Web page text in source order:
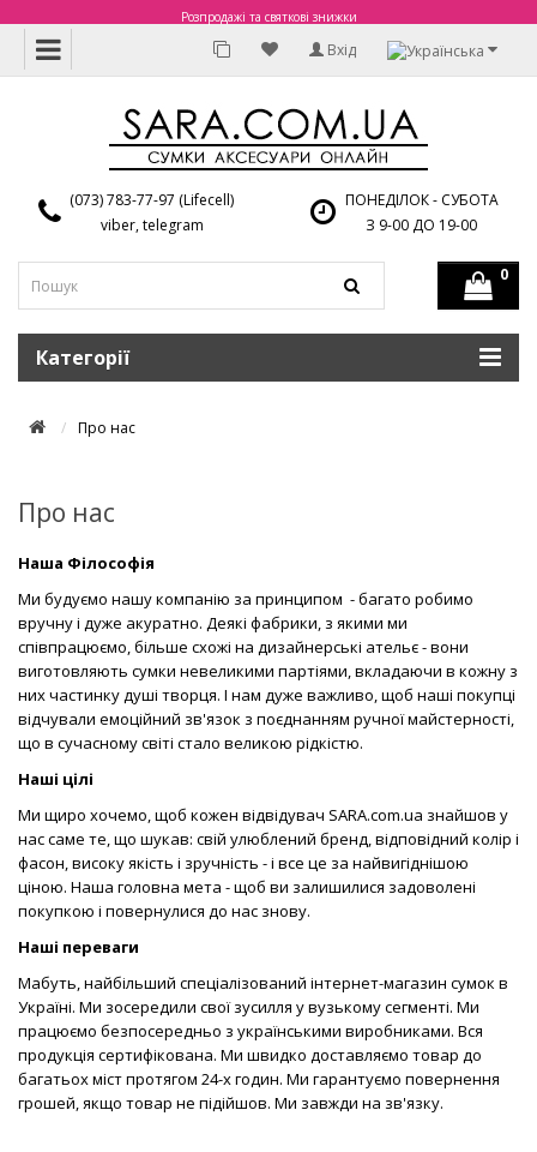
Розпродажі та святкові знижки
Вхід
(073) 783-77-97 (Lifecell)
viber, telegram
ПОНЕДІЛОК - СУБОТА
З 9-00 ДО 19-00
0
Категорії
Про нас
Про нас
Наша Філософія
Ми будуємо нашу компанію за принципом - багато робимо
вручну і дуже акуратно. Деякі фабрики, з якими ми
співпрацюємо, більше схожі на дизайнерські ательє - вони
виготовляють сумки невеликими партіями, вкладаючи в кожну з
них частинку душі творця. І нам дуже важливо, щоб наші покупці
відчували емоційний зв'язок з поєднанням ручної майстерності,
що в сучасному світі стало великою рідкістю.
Наші цілі
Ми щиро хочемо, щоб кожен відвідувач SARA.com.ua знайшов у
нас саме те, що шукав: свій улюблений бренд, відповідний колір і
фасон, високу якість і зручність - і все це за найвигіднішою
ціною. Наша головна мета - щоб ви залишилися задоволені
покупкою і повернулися до нас знову.
Наші переваги
Мабуть, найбільший спеціалізований інтернет-магазин сумок в
Україні. Ми зосередили свої зусилля у вузькому сегменті. Ми
працюємо безпосередньо з українськими виробниками. Вся
продукція сертифікована. Ми швидко доставляємо товар до
багатьох міст протягом 24-х годин. Ми гарантуємо повернення
грошей, якщо товар не підійшов. Ми завжди на зв'язку.